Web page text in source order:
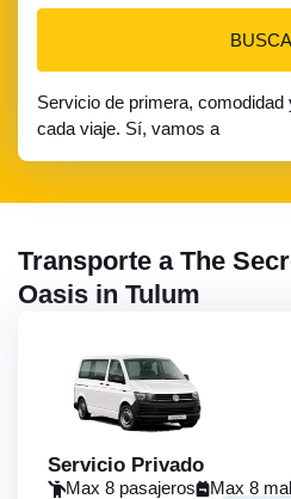
Servicio de primera, comodidad
cada viaje. Sí, vamos a
Transporte a The
Oasis in Tulum
Servicio Privado
Max 8 pasajeros
Max 8